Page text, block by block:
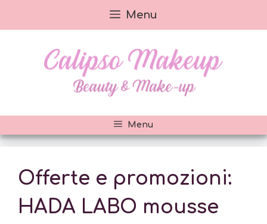
al
Menu
Menu
Offerte e promozioni:
HADA LABO mousse